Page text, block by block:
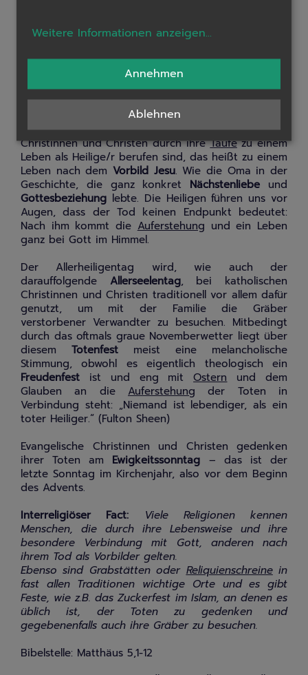
waren und bei denen man davon ausging, dass sie
Heiligkeit ein auf ihreFürsprachegewirktesWunder
als Beweis (Heilung eines Menschen usw.).
Das katholische FestAllerheiligengedenkt all jener
Heiligen, welche keinen eigenen Feiertag haben. Es
soll aber auch daran erinnern, dass prinzipiell alle
Christinnen und Christen durch ihreTaufezu einem
Leben als Heilige/r berufen sind, das heißt zu einem
Leben nach dem Vorbild Jesu. Wie die Oma in der
Geschichte, die ganz konkret Nächstenliebe und
Gottesbeziehung lebte. Die Heiligen führen uns vor
Augen, dass der Tod keinen Endpunkt bedeutet:
Nach ihm kommt die Auferstehung und ein Leben
ganz bei Gott im Himmel.
Der Allerheiligentag wird, wie auch der
darauffolgende Allerseelentag, bei katholischen
Christinnen und Christen traditionell vor allem dafür
genutzt, um mit der Familie die Gräber
verstorbener Verwandter zu besuchen. Mitbedingt
durch das oftmals graue Novemberwetter liegt über
diesem Totenfest meist eine melancholische
Stimmung, obwohl es eigentlich theologisch ein
Freudenfest ist und eng mitOstern und dem
Glauben an die Auferstehung der Toten in
Verbindung steht: „Niemand ist lebendiger, als ein
toter Heiliger.“ (Fulton Sheen)
Evangelische Christinnen und Christen gedenken
ihrer Toten am Ewigkeitssonntag – das ist der
letzte Sonntag im Kirchenjahr, also vor dem Beginn
des Advents.
Interreligiöser Fact:
Viele Religionen kennen
Menschen, die durch ihre Lebensweise und ihre
besondere Verbindung mit Gott, anderen nach
ihrem Tod als Vorbilder gelten.
Ebenso sind Grabstätten oder Reliquienschreinein
fast allen Traditionen wichtige Orte und es gibt
Feste, wie z.B. das Zuckerfest im Islam, an denen es
üblich ist, der Toten zu gedenken und
gegebenenfalls auch ihre Gräber zu besuchen.
Bibelstelle: Matthäus 5,1-12
Weitere Informationen anzeigen...
Ablehnen
Annehmen